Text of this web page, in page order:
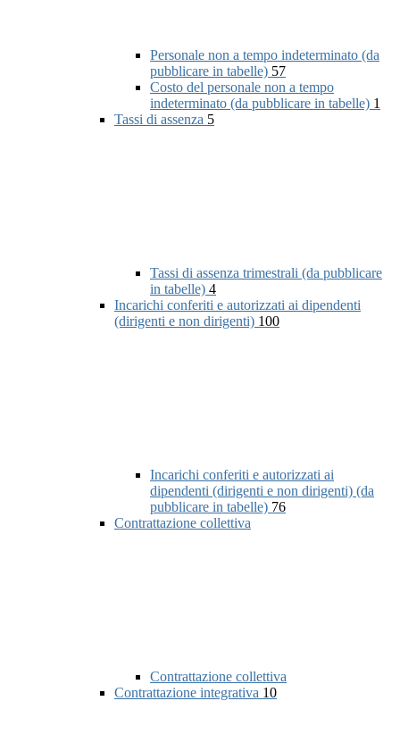
Personale non a tempo indeterminato (da
pubblicare in tabelle) 57
Costo del personale non a tempo
indeterminato (da pubblicare in tabelle) 1
Tassi di assenza 5
Tassi di assenza trimestrali (da pubblicare
in tabelle) 4
Incarichi conferiti e autorizzati ai dipendenti
(dirigenti e non dirigenti) 100
Incarichi conferiti e autorizzati ai
dipendenti (dirigenti e non dirigenti) (da
pubblicare in tabelle) 76
Contrattazione collettiva
Contrattazione collettiva
Contrattazione integrativa 10